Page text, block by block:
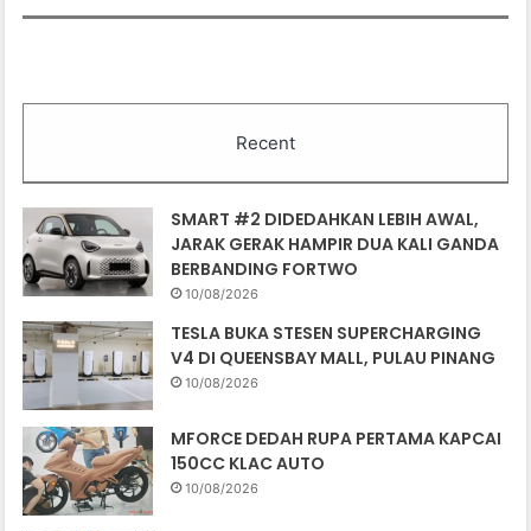
Recent
SMART #2 DIDEDAHKAN LEBIH AWAL,
JARAK GERAK HAMPIR DUA KALI GANDA
BERBANDING FORTWO
10/08/2026
TESLA BUKA STESEN SUPERCHARGING
V4 DI QUEENSBAY MALL, PULAU PINANG
10/08/2026
MFORCE DEDAH RUPA PERTAMA KAPCAI
150CC KLAC AUTO
10/08/2026